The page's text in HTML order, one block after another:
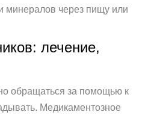
минералов через пищу или
лечение,
обращаться за помощью к
Медикаментозное